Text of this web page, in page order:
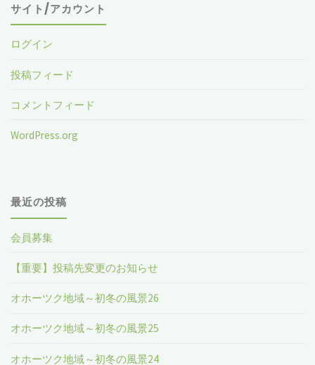
サイト/アカウント
ログイン
投稿フィード
コメントフィード
WordPress.org
最近の投稿
会員募集
【重要】投稿先変更のお知らせ
オホーツク地域～初冬の風景26
オホーツク地域～初冬の風景25
オホーツク地域～初冬の風景24